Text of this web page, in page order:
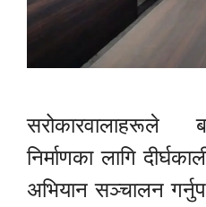
सरोकारवालाहरूले
निर्माणका लागि
अभियान सञ्चालन